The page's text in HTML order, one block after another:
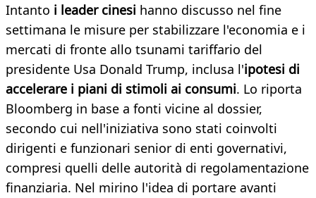
Intanto i leader cinesi hanno discusso nel fine
settimana le misure per stabilizzare l'economia e i
mercati di fronte allo tsunami tariffario del
presidente Usa Donald Trump, inclusa l'ipotesi di
accelerare i piani di stimoli ai consumi. Lo riporta
Bloomberg in base a fonti vicine al dossier,
secondo cui nell'iniziativa sono stati coinvolti
dirigenti e funzionari senior di enti governativi,
compresi quelli delle autorità di regolamentazione
finanziaria. Nel mirino l'idea di portare avanti